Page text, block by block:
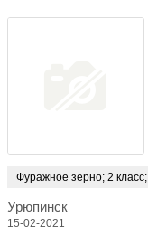
Фуражное зерно; 2 класс;
Урюпинск
15-02-2021